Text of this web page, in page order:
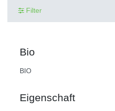
Filter
Bio
BIO
Eigenschaft